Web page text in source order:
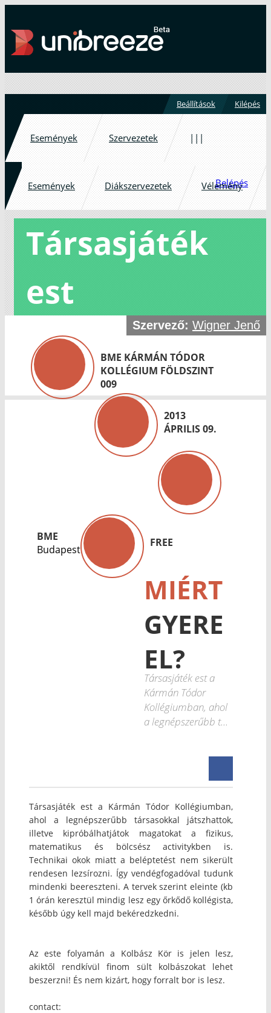
Beállítások Kilépés
Események Szervezetek |||
Események Diákszervezetek Vélemény
Belépés
Társasjáték
est
Szervező: Wigner Jenő
BME KÁRMÁN TÓDOR
KOLLÉGIUM FÖLDSZINT
009
2013
ÁPRILIS 09.
BME
Budapest
FREE
MIÉRT
GYERE
EL?
Társasjáték est a
Kármán Tódor
Kollégiumban, ahol
a legnépszerűbb t...
Társasjáték est a Kármán Tódor Kollégiumban,
ahol a legnépszerűbb társasokkal játszhattok,
illetve kipróbálhatjátok magatokat a fizikus,
matematikus és bölcsész activitykben is.
Technikai okok miatt a beléptetést nem sikerült
rendesen lezsírozni. Így vendégfogadóval tudunk
mindenki beereszteni. A tervek szerint eleinte (kb
1 órán keresztül mindig lesz egy őrkődő kollégista,
később úgy kell majd bekéredzkedni.
Az este folyamán a Kolbász Kör is jelen lesz,
akiktől rendkívül finom sült kolbászokat lehet
beszerzni! És nem kizárt, hogy forralt bor is lesz.
contact: